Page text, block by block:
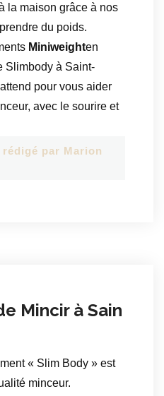
la maison grâce à nos
du poids.
Miniweighten
Slimbody à Saint-
pour vous aider
avec le sourire et
par Marion
Mincir à Sain
« Slim Body » est
minceur.